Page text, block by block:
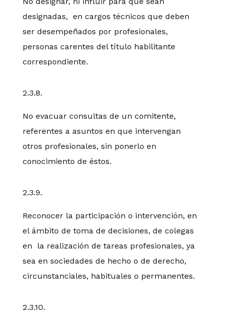
designadas, en cargos técnicos que deben
ser desempeñados por profesionales,
personas carentes del título habilitante
correspondiente.
2.3.8.
No evacuar consultas de un comitente,
referentes a asuntos en que intervengan
otros profesionales, sin ponerlo en
conocimiento de éstos.
2.3.9.
Reconocer la participación o intervención, en
el ámbito de toma de decisiones, de colegas
en la realización de tareas profesionales, ya
sea en sociedades de hecho o de derecho,
circunstanciales, habituales o permanentes.
2.3.10.